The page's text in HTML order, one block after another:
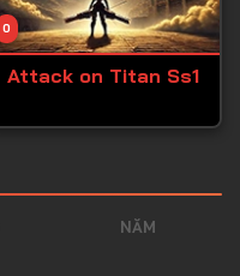
0
Attack on Titan Ss1
NĂM